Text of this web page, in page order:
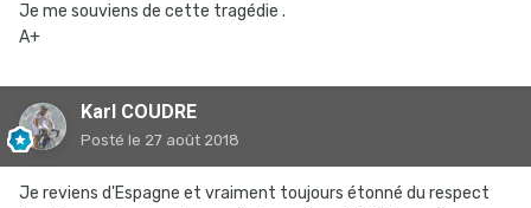
Je me souviens de cette tragédie .
A+
Karl COUDRE
Posté le 27 août 2018
Je reviens d'Espagne et vraiment toujours étonné du respect